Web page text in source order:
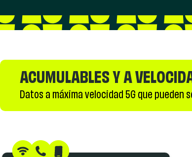
ACUMULABLES Y A
Datos a máxima velocidad 5G que pueden